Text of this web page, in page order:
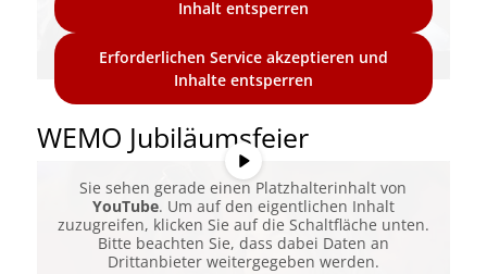
Inhalt entsperren
Erforderlichen Service akzeptieren und
Inhalte entsperren
WEMO Jubiläumsfeier
Sie sehen gerade einen Platzhalterinhalt von
YouTube. Um auf den eigentlichen Inhalt
zuzugreifen, klicken Sie auf die Schaltfläche unten.
Bitte beachten Sie, dass dabei Daten an
Drittanbieter weitergegeben werden.